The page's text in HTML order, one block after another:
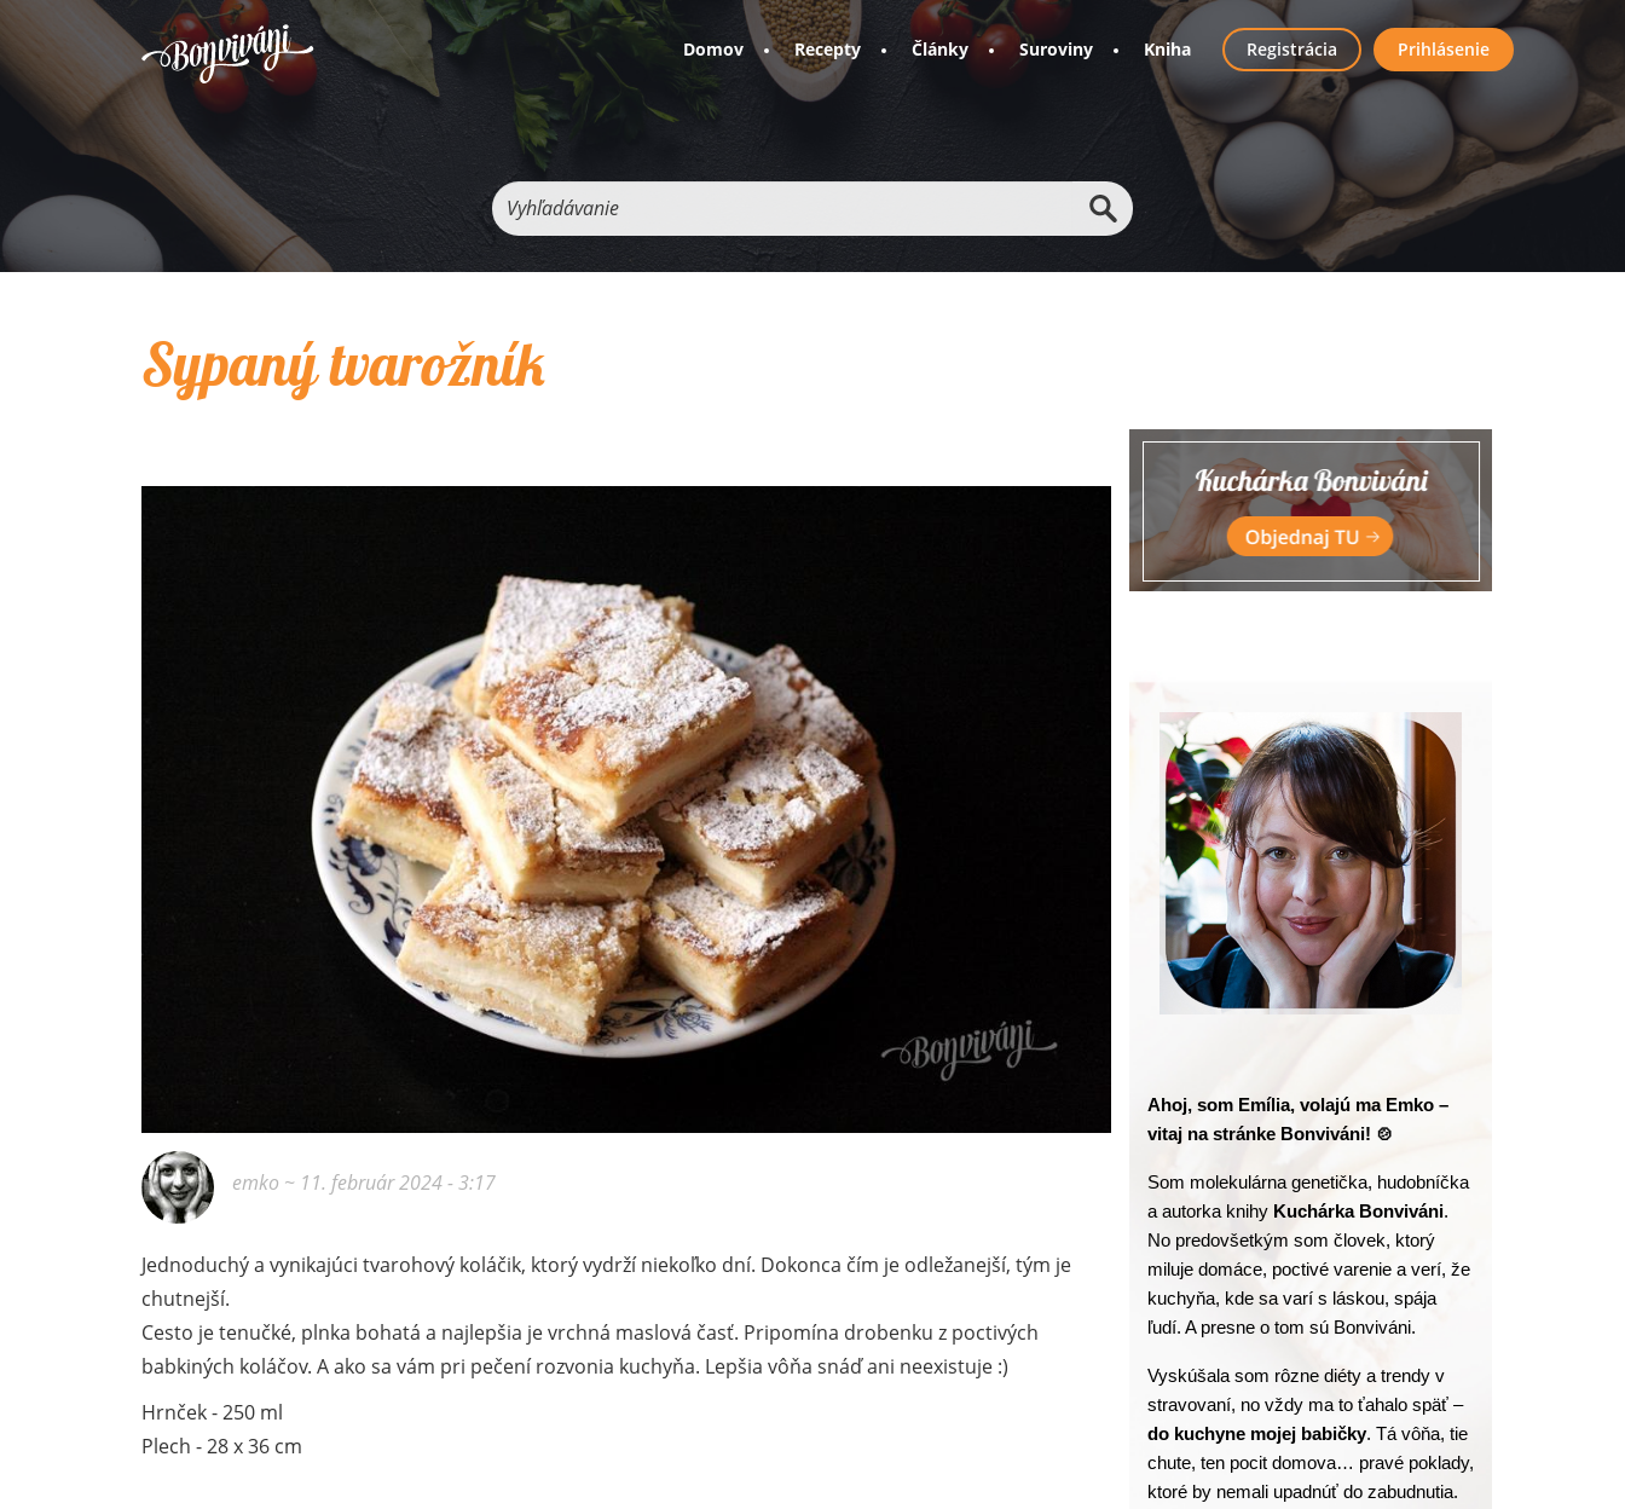
Domov Recepty Články Suroviny Kniha
User
account
menu
Registrácia Prihlásenie
Vyhľadávanie
Sypaný tvarožník
emko ~ 11. február 2024 - 3:17
Jednoduchý a vynikajúci tvarohový koláčik, ktorý vydrží niekoľko dní. Dokonca čím je odležanejší, tým je
chutnejší.
Cesto je tenučké, plnka bohatá a najlepšia je vrchná maslová časť. Pripomína drobenku z poctivých
babkiných koláčov. A ako sa vám pri pečení rozvonia kuchyňa. Lepšia vôňa snáď ani neexistuje :)
Hrnček - 250 ml
Plech - 28 x 36 cm
Ahoj, som Emília, volajú ma Emko –
vitaj na stránke Bonviváni! 🍲
Som molekulárna genetička, hudobníčka
a autorka knihy Kuchárka Bonviváni.
No predovšetkým som človek, ktorý
miluje domáce, poctivé varenie a verí, že
kuchyňa, kde sa varí s láskou, spája
ľudí. A presne o tom sú Bonviváni.
Vyskúšala som rôzne diéty a trendy v
stravovaní, no vždy ma to ťahalo späť –
do kuchyne mojej babičky. Tá vôňa, tie
chute, ten pocit domova… pravé poklady,
ktoré by nemali upadnúť do zabudnutia.